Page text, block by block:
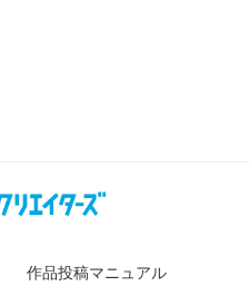
作品投稿マニュアル